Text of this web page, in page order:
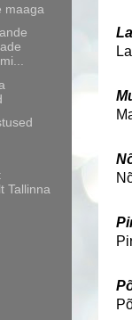
maaga
Tallinna